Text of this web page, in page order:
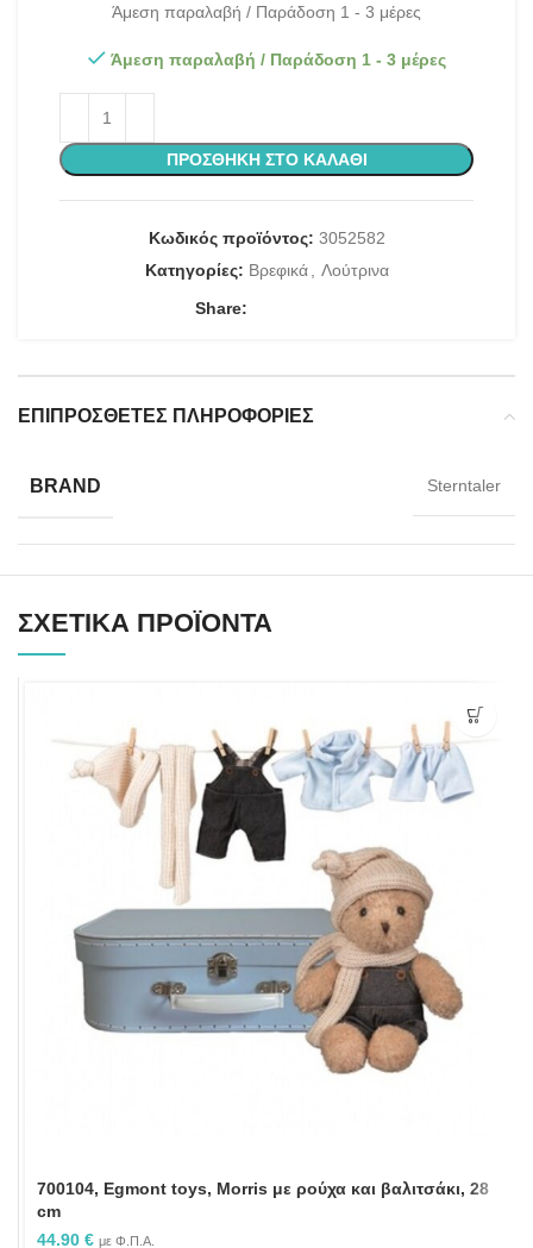
Άμεση παραλαβή / Παράδοση 1 - 3 μέρες
Άμεση παραλαβή / Παράδοση 1 - 3 μέρες
ΠΡΟΣΘΉΚΗ ΣΤΟ ΚΑΛΆΘΙ
Κωδικός προϊόντος: 3052582
Κατηγορίες: Βρεφικά
Λούτρινα
Share:
ΕΠΙΠΡΌΣΘΕΤΕΣ ΠΛΗΡΟΦΟΡΊΕΣ
BRAND Sterntaler
ΣΧΕΤΙΚΆ ΠΡΟΪΌΝΤΑ
700104, Egmont toys, Morris με ρούχα και βαλιτσάκι, 28
cm
44.90 € με Φ.Π.Α.